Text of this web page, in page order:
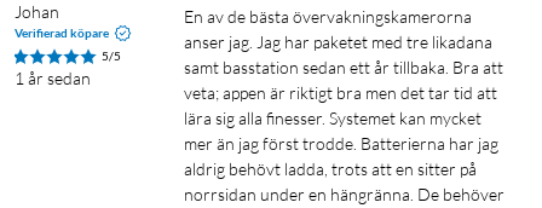
Johan
Verifierad köpare
5/5
1 år sedan
En av de bästa övervakningskamerorna
anser jag. Jag har paketet med tre likadana
samt basstation sedan ett år tillbaka. Bra att
veta; appen är riktigt bra men det tar tid att
lära sig alla finesser. Systemet kan mycket
mer än jag först trodde. Batterierna har jag
aldrig behövt ladda, trots att en sitter på
norrsidan under en hängränna. De behöver